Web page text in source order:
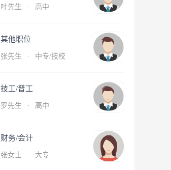
叶先生 · 高中
其他职位
张先生 · 中专/技校
技工/普工
罗先生 · 高中
财务/会计
张女士 · 大专